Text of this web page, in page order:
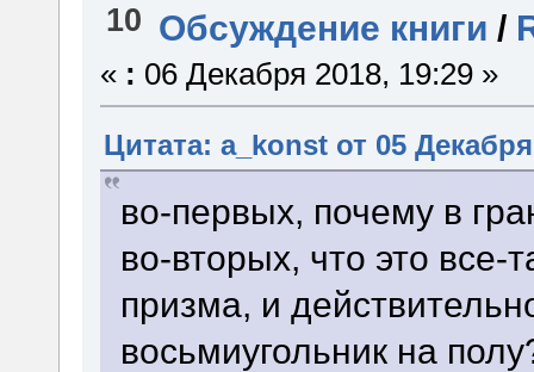
10 Обсуждение книги /
« : 06 Декабря 2018, 19:29 »
Цитата: a_konst от 05
во-первых, почему в
во-вторых, что это все-
призма, и
восьмиугольник на